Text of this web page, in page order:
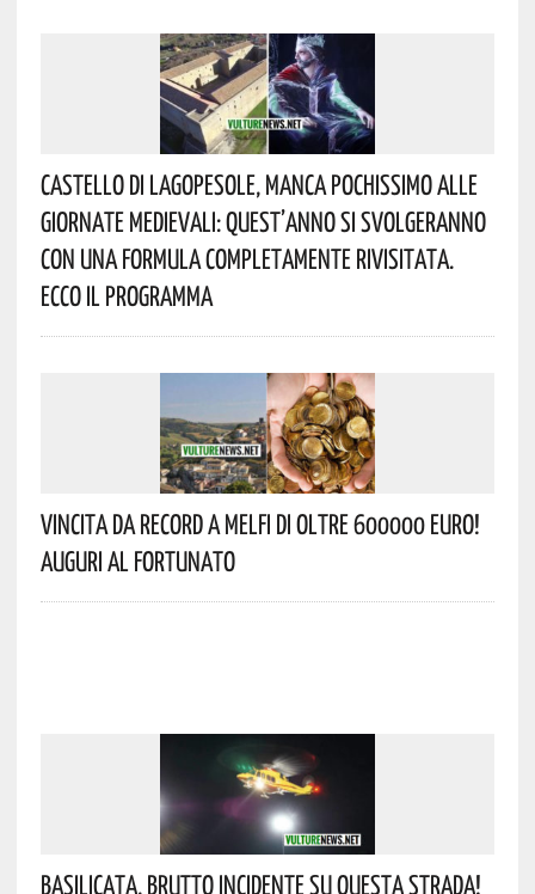
Castello Di Lagopesole, Manca Pochissimo Alle
Giornate Medievali: Quest’anno Si Svolgeranno
Con Una Formula Completamente Rivisitata.
Ecco Il Programma
Vincita Da Record A Melfi Di Oltre 600000 Euro!
Auguri Al Fortunato
Basilicata, Brutto Incidente Su Questa Strada!